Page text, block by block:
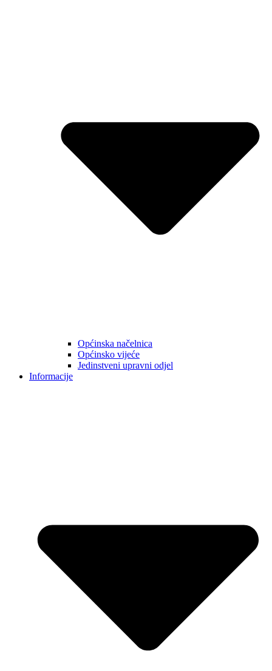
Općinska načelnica
Općinsko vijeće
Jedinstveni upravni odjel
Informacije